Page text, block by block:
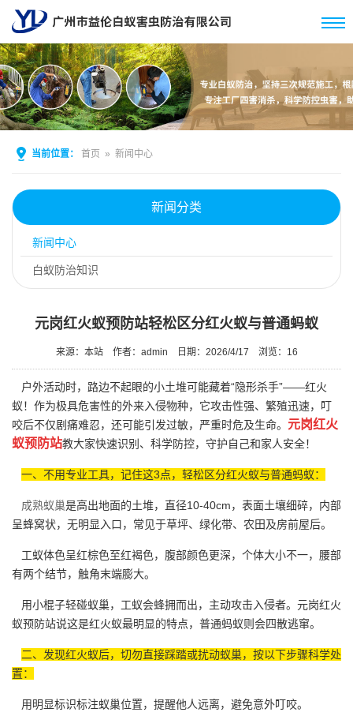
当前位置： 首页 » 新闻中心
新闻分类
新闻中心
白蚁防治知识
元岗红火蚁预防站轻松区分红火蚁与普通蚂蚁
来源：本站 作者：admin 日期：2026/4/17 浏览： 16
户外活动时，路边不起眼的小土堆可能藏着“隐形杀手”——红火
蚁！作为极具危害性的外来入侵物种，它攻击性强、繁殖迅速，叮
咬后不仅剧痛难忍，还可能引发过敏，严重时危及生命。 元岗红火
蚁预防站教大家快速识别、科学防控，守护自己和家人安全！
一、不用专业工具，记住这3点，轻松区分红火蚁与普通蚂蚁：
成熟蚁巢是高出地面的土堆，直径10-40cm，表面土壤细碎，内部
呈蜂窝状，无明显入口，常见于草坪、绿化带、农田及房前屋后。
工蚁体色呈红棕色至红褐色，腹部颜色更深，个体大小不一，腰部
有两个结节，触角末端膨大。
用小棍子轻碰蚁巢，工蚁会蜂拥而出，主动攻击入侵者。元岗红火
蚁预防站说这是红火蚁最明显的特点，普通蚂蚁则会四散逃窜。
二、发现红火蚁后，切勿直接踩踏或扰动蚁巢，按以下步骤科学处
置：
用明显标识标注蚁巢位置，提醒他人远离，避免意外叮咬。